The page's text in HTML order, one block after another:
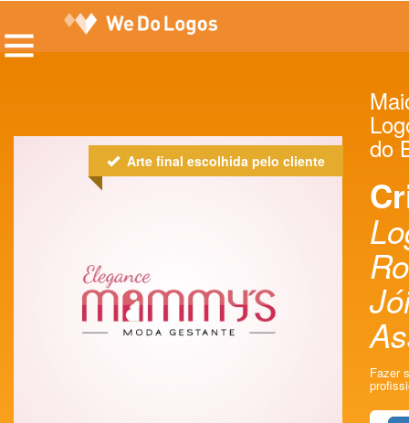
Arte final escolhida pelo cliente do
Fazer